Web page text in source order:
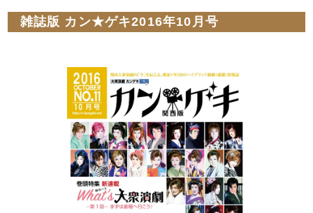
雑誌版 カン★ゲキ2016年10月号